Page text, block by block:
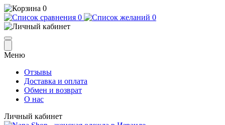
0
0
0
Меню
Отзывы
Доставка и оплата
Обмен и возврат
О нас
Личный кабинет